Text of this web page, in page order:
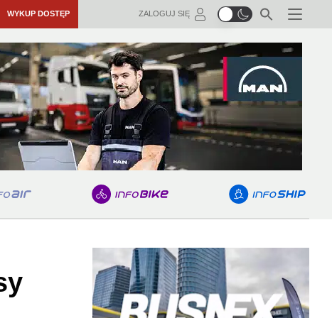
WYKUP DOSTĘP ZALOGUJ SIĘ Menu